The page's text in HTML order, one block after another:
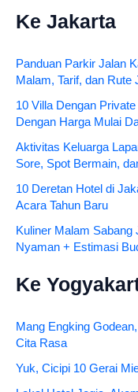
Ke Jakarta
Panduan Parkir Jalan
Malam, Tarif, dan Rute
10 Villa Dengan
Dengan Harga Mulai
Aktivitas Keluarga
Sore, Spot Bermain,
10 Deretan Hotel di
Acara Tahun Baru
Kuliner Malam
Nyaman + Estimasi
Ke
Mang Engking
Cita Rasa
Yuk, Cicipi 10 Gerai